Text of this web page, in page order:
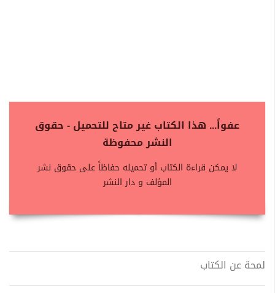
عفواً... هذا الكتاب غير متاح للتحميل - حقوق
النشر محفوظة
لا يمكن قراءة الكتاب أو تحميله حفاظاً على حقوق نشر
المؤلف و دار النشر
لمحة عن الكتاب